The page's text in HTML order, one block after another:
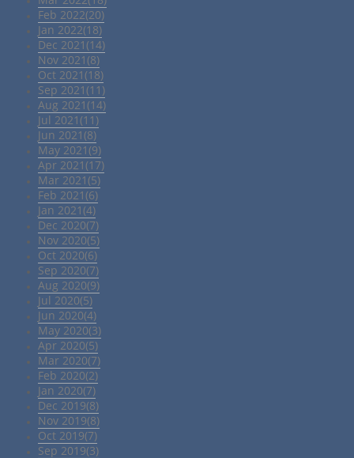
Feb 2022(20)
Jan 2022(18)
Dec 2021(14)
Nov 2021(8)
Oct 2021(18)
Sep 2021(11)
Aug 2021(14)
Jul 2021(11)
Jun 2021(8)
May 2021(9)
Apr 2021(17)
Mar 2021(5)
Feb 2021(6)
Jan 2021(4)
Dec 2020(7)
Nov 2020(5)
Oct 2020(6)
Sep 2020(7)
Aug 2020(9)
Jul 2020(5)
Jun 2020(4)
May 2020(3)
Apr 2020(5)
Mar 2020(7)
Feb 2020(2)
Jan 2020(7)
Dec 2019(8)
Nov 2019(8)
Oct 2019(7)
Sep 2019(3)